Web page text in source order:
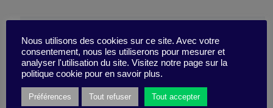
Qu’était le projet du CERN qualifié de
« vague mais intéressant » il y a 32
ans ?
Nous utilisons des cookies sur ce site. Avec votre
consentement, nous les utiliserons pour mesurer et
analyser l'utilisation du site. Visitez notre page sur la
politique cookie pour en savoir plus.
Préférences Tout refuser Tout accepter